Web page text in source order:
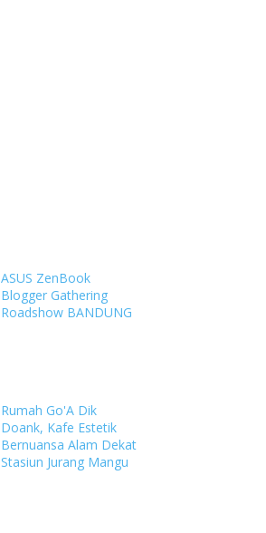
ASUS ZenBook
Blogger Gathering
Roadshow BANDUNG
Rumah Go'A Dik
Doank, Kafe Estetik
Bernuansa Alam Dekat
Stasiun Jurang Mangu